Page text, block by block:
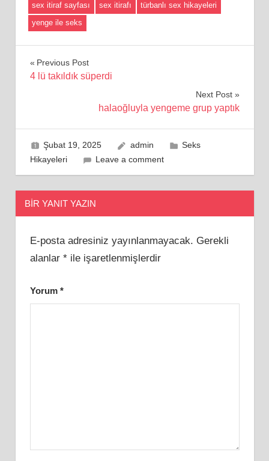
sex itiraf sayfası
sex itirafı
türbanlı sex hikayeleri
yenge ile seks
Yazı
Previous Post
4 lü takıldık süperdi
Next Post
halaoğluyla yengeme grup yaptık
Şubat 19, 2025 admin
Seks
Hikayeleri
Leave a comment
BIR YANIT YAZIN
E-posta adresiniz yayınlanmayacak. Gerekli
alanlar *ile işaretlenmişlerdir
Yorum *